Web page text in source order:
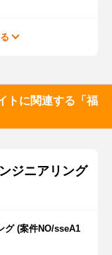
トに関連する「福
ジニアリング
グ (案件NO/sseA1